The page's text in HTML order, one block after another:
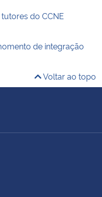
do CCNE
de integração
Voltar ao topo